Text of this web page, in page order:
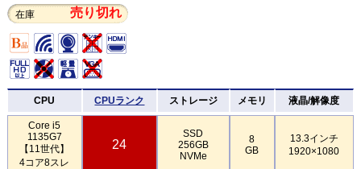
在庫 売り切れ
CPU CPUランク ストレージ メモリ 液晶/解像度
Core i5
1135G7
【11世代】
4コア8スレ
24
SSD
256GB
NVMe
8
GB
13.3インチ
1920×1080